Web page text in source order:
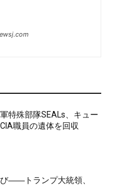
特殊部隊SEALs、キュー
職員の遺体を回収
――トランプ大統領、